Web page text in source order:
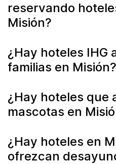
reservando
Misión?
¿Hay hoteles IHG
familias en Misión?
¿Hay hoteles que
mascotas en
¿Hay hoteles en
ofrezcan